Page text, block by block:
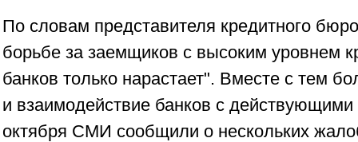
По словам представителя кредитного
борьбе за заемщиков с высоким уровнем
банков только нарастает". Вместе с тем
и взаимодействие банков с
октября СМИ сообщили о нескольких